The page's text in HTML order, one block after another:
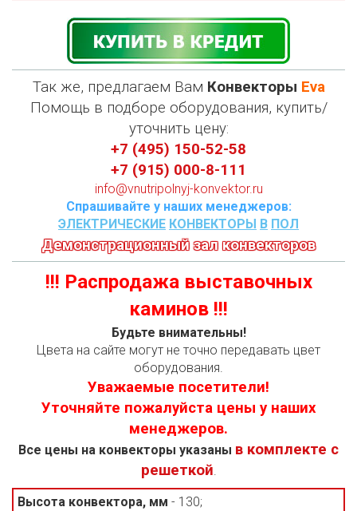
Так же, предлагаем Вам Конвекторы Eva
Помощь в подборе оборудования, купить/
уточнить цену:
+7 (495) 150-52-58
+7 (915) 000-8-111
info@vnutripolnyj-konvektor.ru
Спрашивайте у наших менеджеров:
ЭЛЕКТРИЧЕСКИЕ КОНВЕКТОРЫ В ПОЛ
Демонстрационный зал конвекторов
!!! Распродажа выставочных
каминов !!!
Будьте внимательны!
Цвета на сайте могут не точно передавать цвет
оборудования.
Уважаемые посетители!
Уточняйте пожалуйста цены у наших
менеджеров.
Все цены на конвекторы указаны в комплекте с
решеткой.
Высота конвектора, мм - 130;